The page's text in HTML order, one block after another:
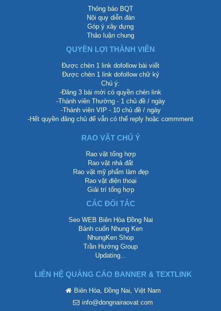
Thông báo BQT
Nội quy diễn đàn
Góp ý xây dựng
Thảo luận chung
QUYỀN LỢI THÀNH VIÊN
Được chèn 1 link dofollow bài viết
Được chèn 1 link dofollow chữ ký
Chú ý:
-Đăng 3 bài mới có quyền chèn link
-Thành viên Thường - 1 chủ đề / ngày
-Thành viên VIP - 10 chủ đề / ngày
-Hết quyền đăng chủ để vẫn có thể reply hoặc commment
RAO VẶT CHÚ Ý
Rao vặt tổng hợp
Rao vặt nhà đất
Rao vặt mỹ phẩm làm đẹp
Rao vặt điện thoại
Giải trí tổng hợp
CÁC ĐỐI TÁC
Seo WEB Biên Hòa Đồng Nai
Bánh cuốn Nhung Ken
NhungKen Shop
Trần Hướng Group
Updating...
LIÊN HỆ QUẢNG CÁO BANNER & TEXTLINK
Biên Hòa, Đồng Nai, Việt Nam
info@dongnairaovat.com